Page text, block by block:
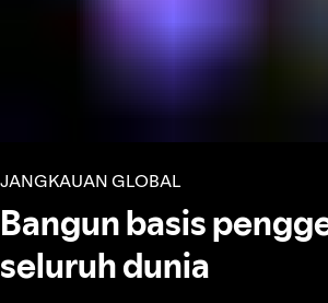
JANGKAUAN GLOBAL
Bangun basis
seluruh dunia